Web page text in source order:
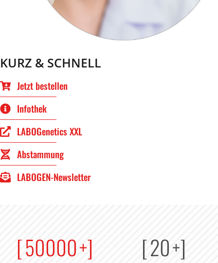
KURZ & SCHNELL
Jetzt bestellen
Infothek
LABOGenetics XXL
Abstammung
LABOGEN-Newsletter
[50000+] [20+]